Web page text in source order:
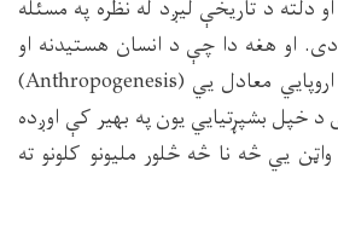
او دلته د تاريخې ليږد له نظره په مسئله
او هغه دا چې د انسان هستيدنه او
معادل يي (Anthropogenesis
)
خپل بشپړتيايي يون په بهير كې اوږده
يي څه نا څه څلور مليونو كلونو ته